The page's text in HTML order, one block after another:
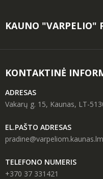
KAUNO "VARPELIO"
KONTAKTINĖ
ADRESAS
Vakarų g. 15, Kaunas, LT-
EL.PAŠTO ADRESAS
TELEFONO NUMERIS
+370 37 331421